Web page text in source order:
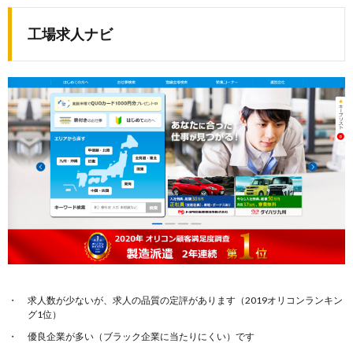
工場求人ナビ
求人数が少ないが、求人の品質の定評があります（2019オリコンランキン
グ1位）
優良企業が多い（ブラック企業に当たりにくい）です